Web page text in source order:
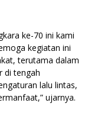
ke-70 ini kami
kegiatan ini
terutama dalam
di tengah
lalu lintas,
ujarnya.